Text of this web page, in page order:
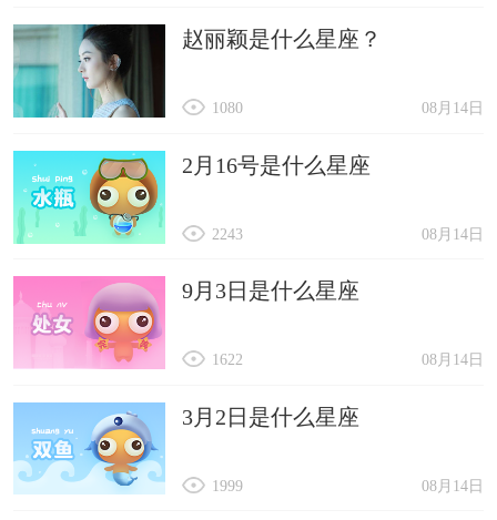
赵丽颖是什么星座？
08月14日
1080
2月16号是什么星座
08月14日
2243
9月3日是什么星座
08月14日
1622
3月2日是什么星座
08月14日
1999